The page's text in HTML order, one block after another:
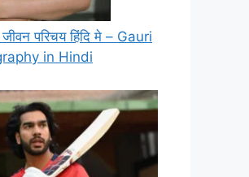
जीवन परिचय हिंदि मे – Gauri
in Hindi